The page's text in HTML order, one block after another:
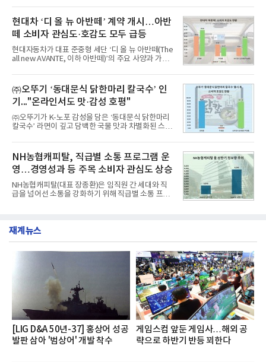
디교육, 대교, 디지
이 순으로 뒤를 이었다.7일 한국기업평판연구소(소장
구창환)는 산업통상자원부 공공기관 41개 브랜드를
대상으로 지난 7월 7일부터 8월 7일까지 수집된 소비
자 빅데이터 91,102,549건을 분석한 결과, 한국전력
공사가 브랜드평판지수 10,670,633을 기록하며 8월
1위에 올랐다고 밝혔다. 분석에 활용된 빅데이터는 지
난 7월(88,893,823건) 대비 2.48% 증가한 수치다.연
수력원자력, 한국석
현대차 ‘디 올 뉴 아반떼’ 계약 개시…아반
떼 소비자 관심도·호감도 모두 급등
현대자동차가 대표 준중형 세단 ‘디 올 뉴 아반떼(The
all new AVANTE, 이하 아반떼)’의 주요 사양과 가격
떼는 6년 만에 선보이는 8세대 완전변경 모델로, ▲정
교한 선과 면을 중심으로 완성한 파격적인 디자인 ▲
과거 중형 세단 수준으로 확대된 차체 제원 ▲글로벌
최고 수준의 안전성 ▲성능과 효율을 동시에 높인 주
행 완성도 ▲첨단 편의 및 디지털 사양 적용 등을 통해
글로벌 준중형 세단의 새로운 기준을 세웠다.아반떼
는 가솔린 2.0과 1.6 하이브리드 두 가지 파워트레인
넘
㈜오뚜기 ‘동대문식 닭한마리 칼국수’ 인
기..."온라인서도 맛·감성 호평"
㈜오뚜기가 K-노포 감성을 담은 ‘동대문식 닭한마리
칼국수’ 라면이 깊고 담백한 국물 맛과 차별화된 스토
혔다.‘동대문식 닭한마리 칼국수’는 예상을 뛰어넘는
소비자 호응에 힘입어 지난 7월 13일 첫 선을 보인 지
단 18일 만에 누적 판매량 50만 개를 돌파하는 성과를
거두었다.이번 신제품은 개발진이 전국의 닭한마리
전문점을 직접 찾아 다니며 최적의 육수 비율을 완성
했다. 자극적이지 않으면서도 깊은 닭육수에 마늘의
개운한 풍미를 더했으며, 국물이 잘 배어들면서도 쫄
서도
NH농협캐피탈, 직급별 소통 프로그램 운
영…경영성과 등 주목 소비자 관심도 상승
NH농협캐피탈(대표 장종환)은 임직원 간 세대와 직
급을 넘어선 소통을 강화하기 위해 직급별 소통 프로
영지원부 홍보팀과 2026년 새로이(e)＊가 공동 주관
쳐 진행됐다.참고로 새로이(e)는 NH농협캐피탈 MZ
세대들로(과장~계장) 구성된 자율 참여조직으로, 조
직문화 혁신과 업무 효율성 향상을 위한 다양한 활동
을 추진하며,새로운 변화와 이로운 영향력을 조직전
반에 전파하는 역할
재계뉴스
[LIG D&A 50년-37] 홍상어 성공
발판 삼아 '범상어' 개발 착수
게임스컴 앞둔 게임사…해외 공
략으로 하반기 반등 꾀한다